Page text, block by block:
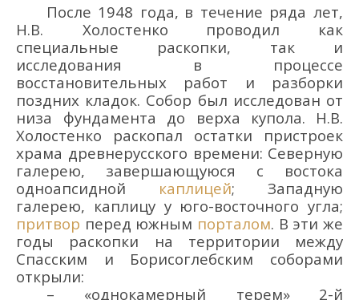
После 1948 года, в течение ряда лет,
Н.В. Холостенко проводил
как
специальные раскопки, так и
исследования в процессе
восстановительных работ и разборки
поздних кладок. Собор был исследован от
низа фундамента до верха купола.
Н.В.
Холостенко раскопал остатки пристроек
храма древнерусского времени: Северную
галерею, завершающуюся с востока
одноапсидной
каплицей; Западную
галерею, каплицу у юго-восточного угла;
притвор перед южным порталом. В эти же
годы раскопки на территории между
Спасским и Борисоглебским соборами
открыли:
– «однокамерный терем» 2-й